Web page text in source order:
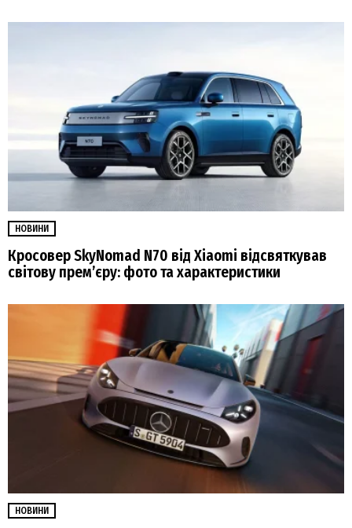
НОВИНИ
Кросовер SkyNomad N70 від Xiaomi відсвяткував
світову прем’єру: фото та характеристики
НОВИНИ